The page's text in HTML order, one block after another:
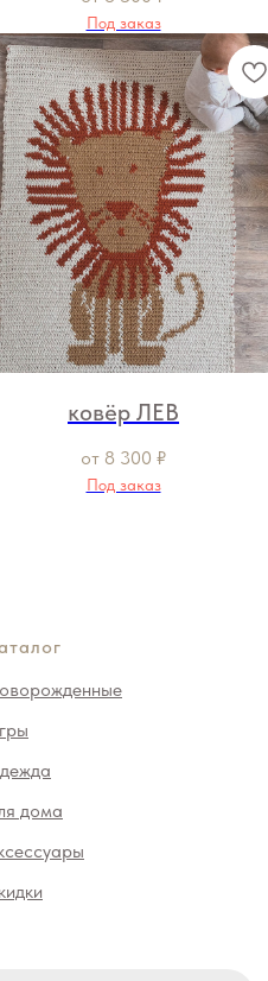
Под заказ
ковёр ЛЕВ
от 8 300 ₽
Под заказ
дома